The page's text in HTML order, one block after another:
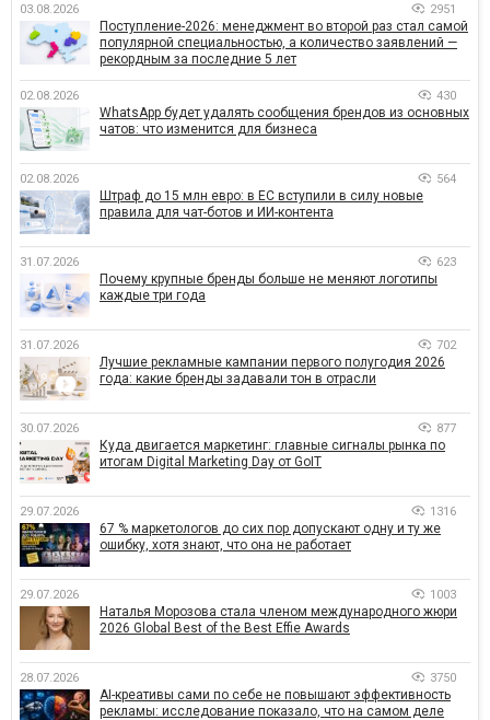
03.08.2026 2951
Поступление-2026: менеджмент во второй раз стал самой
популярной специальностью, а количество заявлений —
рекордным за последние 5 лет
02.08.2026 430
WhatsApp будет удалять сообщения брендов из основных
чатов: что изменится для бизнеса
02.08.2026 564
Штраф до 15 млн евро: в ЕС вступили в силу новые
правила для чат-ботов и ИИ-контента
31.07.2026 623
Почему крупные бренды больше не меняют логотипы
каждые три года
31.07.2026 702
Лучшие рекламные кампании первого полугодия 2026
года: какие бренды задавали тон в отрасли
30.07.2026 877
Куда двигается маркетинг: главные сигналы рынка по
итогам Digital Marketing Day от GoIT
29.07.2026 1316
67 % маркетологов до сих пор допускают одну и ту же
ошибку, хотя знают, что она не работает
29.07.2026 1003
Наталья Морозова стала членом международного жюри
2026 Global Best of the Best Effie Awards
28.07.2026 3750
AI-креативы сами по себе не повышают эффективность
рекламы: исследование показало, что на самом деле